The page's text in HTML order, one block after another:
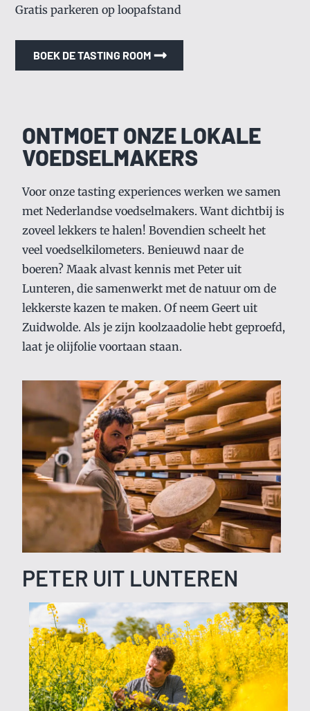
Gratis parkeren op loopafstand
BOEK DE TASTING ROOM
ONTMOET ONZE LOKALE
VOEDSELMAKERS
Voor onze tasting experiences werken we samen
met Nederlandse voedselmakers. Want dichtbij is
zoveel lekkers te halen! Bovendien scheelt het
veel voedselkilometers. Benieuwd naar de
boeren? Maak alvast kennis met Peter uit
Lunteren, die samenwerkt met de natuur om de
lekkerste kazen te maken. Of neem Geert uit
Zuidwolde. Als je zijn koolzaadolie hebt geproefd,
laat je olijfolie voortaan staan.
PETER UIT LUNTEREN